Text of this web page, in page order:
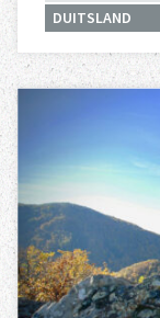
DUITSLAND